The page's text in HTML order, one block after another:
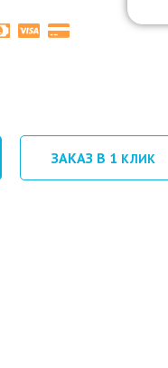
ЗАКАЗ В 1 КЛИК